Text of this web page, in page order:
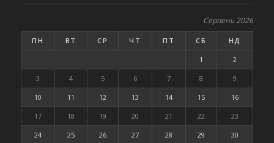
Серпень 2026
ПН ВТ СР ЧТ ПТ СБ НД
1 2
3 4 5 6 7 8 9
10 11 12 13 14 15 16
17 18 19 20 21 22 23
24 25 26 27 28 29 30